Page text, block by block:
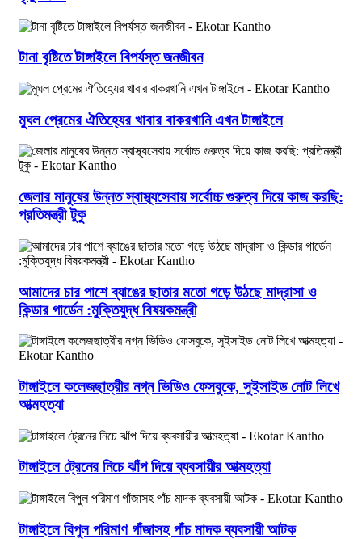
টানা বৃষ্টিতে টাঙ্গাইলে বিপর্যস্ত জনজীবন
মুঘল প্রেমের ঐতিহ্যের খাবার বাকরখানি এখন টাঙ্গাইলে
জেলার মানুষের উন্নত স্বাস্থ্যসেবায় সর্বোচ্চ গুরুত্ব দিয়ে কাজ করছি:
প্রতিমন্ত্রী টুকু
আমাদের চার পাশে ব্যাঙের ছাতার মতো গড়ে উঠছে মাদ্রাসা ও
কিন্ডার গার্ডেন :মুক্তিযুদ্ধ বিষয়কমন্ত্রী
টাঙ্গাইলে কলেজছাত্রীর নগ্ন ভিডিও ফেসবুকে, সুইসাইড নোট লিখে
আত্মহত্যা
টাঙ্গাইলে ট্রেনের নিচে ঝাঁপ দিয়ে ব্যবসায়ীর আত্মহত্যা
টাঙ্গাইলে বিপুল পরিমাণ গাঁজাসহ পাঁচ মাদক ব্যবসায়ী আটক